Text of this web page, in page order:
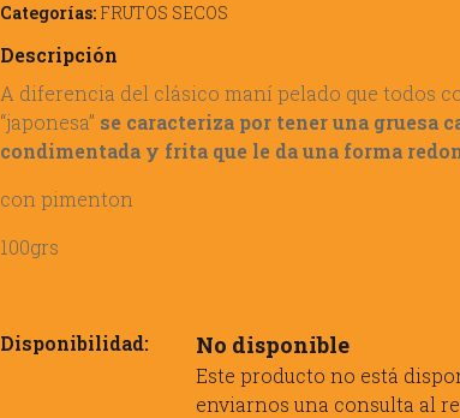
Categorías: FRUTOS SECOS
Descripción
A diferencia del clásico maní pelado que todos
“japonesa” se caracteriza por tener una gruesa
condimentada y frita que le da una forma
con pimenton
100grs
Disponibilidad: No disponible
Este producto no está
enviarnos una consulta al